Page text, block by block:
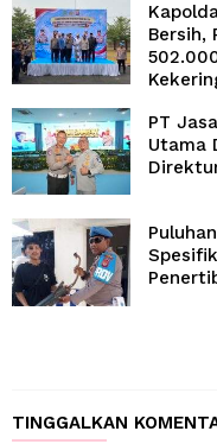
Bersih,
PT
Utama
TINGGALKAN